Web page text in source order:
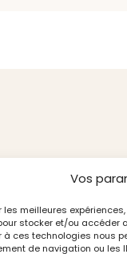
Vos
les meilleures
stocker et/ou accéder
à ces technologies nous
de navigation ou les